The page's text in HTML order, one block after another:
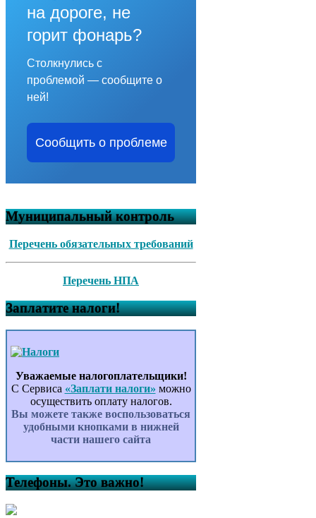
на дороге, не
горит фонарь?
Столкнулись с
проблемой — сообщите о
ней!
Сообщить о проблеме
Муниципальный контроль
Перечень обязательных требований
Перечень НПА
Заплатите налоги!
Уважаемые налогоплательщики!
С Сервиса «Заплати налоги» можно
осуществить оплату налогов.
Вы можете также воспользоваться
удобными кнопками в нижней
части нашего сайта
Телефоны. Это важно!